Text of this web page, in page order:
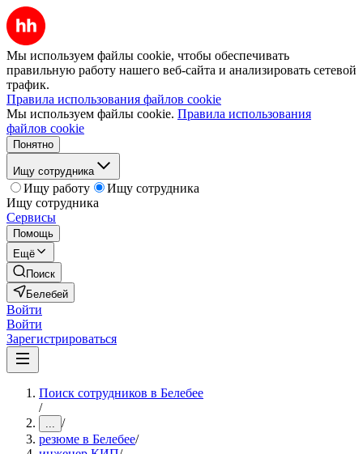
Мы используем файлы cookie, чтобы обеспечивать
правильную работу нашего веб-сайта и анализировать сетевой
трафик.
Правила использования файлов cookie
Мы используем файлы cookie. Правила использования
файлов cookie
Понятно
Ищу сотрудника
Ищу работу
Ищу сотрудника
Ищу сотрудника
Сервисы
Помощь
Ещё
Поиск
Белебей
Войти
Войти
Зарегистрироваться
Поиск сотрудников в Белебее
/
... /
резюме в Белебее/